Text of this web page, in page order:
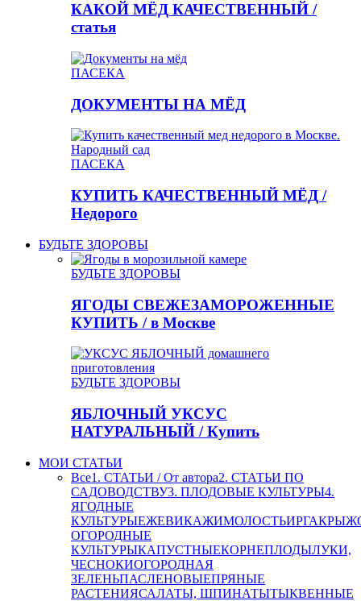
КАКОЙ МЁД КАЧЕСТВЕННЫЙ /
статья
ПАСЕКА
ДОКУМЕНТЫ НА МЁД
ПАСЕКА
КУПИТЬ КАЧЕСТВЕННЫЙ МЁД /
Недорого
БУДЬТЕ ЗДОРОВЫ
БУДЬТЕ ЗДОРОВЫ
ЯГОДЫ СВЕЖЕЗАМОРОЖЕННЫЕ
КУПИТЬ / в Москве
БУДЬТЕ ЗДОРОВЫ
ЯБЛОЧНЫЙ УКСУС
НАТУРАЛЬНЫЙ / Купить
МОИ СТАТЬИ
Все1. СТАТЬИ / От автора2. СТАТЬИ ПО
САДОВОДСТВУ3. ПЛОДОВЫЕ КУЛЬТУРЫ4.
ЯГОДНЫЕ
КУЛЬТУРЫЕЖЕВИКАЖИМОЛОСТЬИРГА
ОГОРОДНЫЕ
КУЛЬТУРЫКАПУСТНЫЕКОРНЕПЛОДЫЛУКИ,
ЧЕСНОКИОГОРОДНАЯ
ЗЕЛЕНЬПАСЛЕНОВЫЕПРЯНЫЕ
РАСТЕНИЯСАЛАТЫ, ШПИНАТЫТЫКВЕННЫЕ